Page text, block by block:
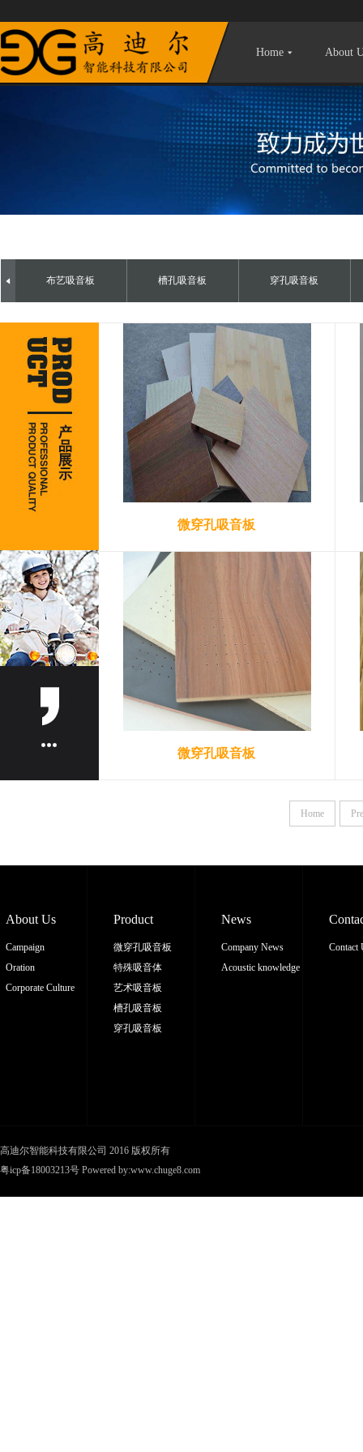
Home About
布艺吸音板 槽孔吸音板 穿孔吸音板
微穿孔吸音板
微穿孔吸音板
Home
About Us
Campaign
Oration
Corporate Culture
Product
微穿孔吸音板
特殊吸音体
艺术吸音板
槽孔吸音板
穿孔吸音板
News
Company News
Acoustic knowledge
Contact
高迪尔智能科技有限公司 2016 版权所有
粤icp备18003213号 Powered by:www.chuge8.com